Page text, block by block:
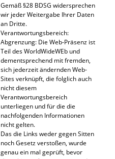
Gemäß §28 BDSG widersprechen
wir jeder Weitergabe Ihrer Daten
an Dritte.
Verantwortungsbereich:
Abgrenzung: Die Web-Präsenz ist
Teil des WorldWideWEb und
dementsprechend mit fremden,
sich jederzeit ändernden Web-
Sites verknüpft, die folglich auch
nicht diesem
Verantwortungsbereich
unterliegen und für die die
nachfolgenden Informationen
nicht gelten.
Das die Links weder gegen Sitten
noch Gesetz verstoßen, wurde
genau ein mal geprüft, bevor